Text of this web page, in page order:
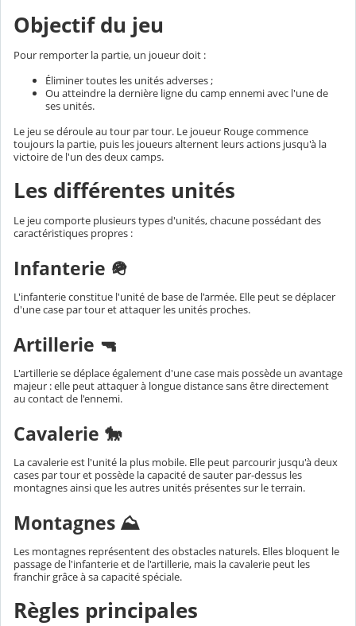
Objectif du jeu
Pour remporter la partie, un joueur doit :
Éliminer toutes les unités adverses ;
Ou atteindre la dernière ligne du camp ennemi avec l'une de
ses unités.
Le jeu se déroule au tour par tour. Le joueur Rouge commence
toujours la partie, puis les joueurs alternent leurs actions jusqu'à la
victoire de l'un des deux camps.
Les différentes unités
Le jeu comporte plusieurs types d'unités, chacune possédant des
caractéristiques propres :
Infanterie 🪖
L'infanterie constitue l'unité de base de l'armée. Elle peut se déplacer
d'une case par tour et attaquer les unités proches.
Artillerie 🔫
L'artillerie se déplace également d'une case mais possède un avantage
majeur : elle peut attaquer à longue distance sans être directement
au contact de l'ennemi.
Cavalerie 🐎
La cavalerie est l'unité la plus mobile. Elle peut parcourir jusqu'à deux
cases par tour et possède la capacité de sauter par-dessus les
montagnes ainsi que les autres unités présentes sur le terrain.
Montagnes ⛰️
Les montagnes représentent des obstacles naturels. Elles bloquent le
passage de l'infanterie et de l'artillerie, mais la cavalerie peut les
franchir grâce à sa capacité spéciale.
Règles principales